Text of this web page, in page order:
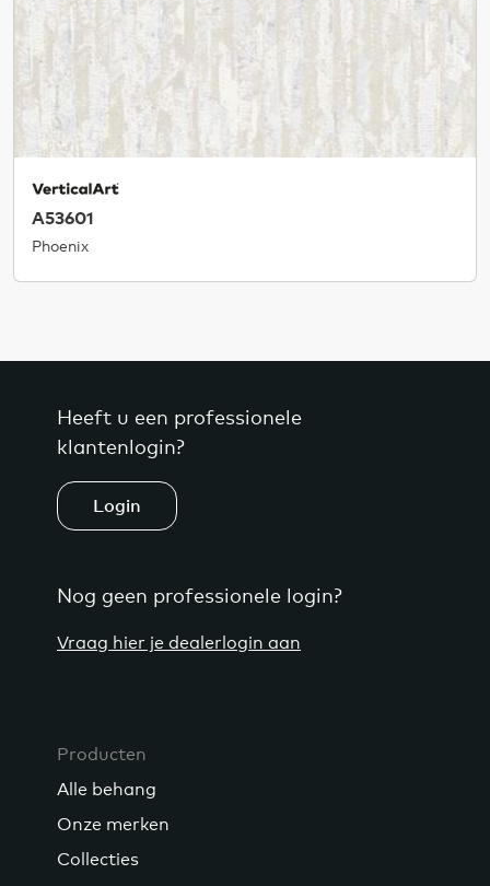
A53601
Phoenix
Heeft u een professionele
klantenlogin?
Login
Nog geen professionele login?
Vraag hier je dealerlogin aan
Producten
Alle behang
Onze merken
Collecties